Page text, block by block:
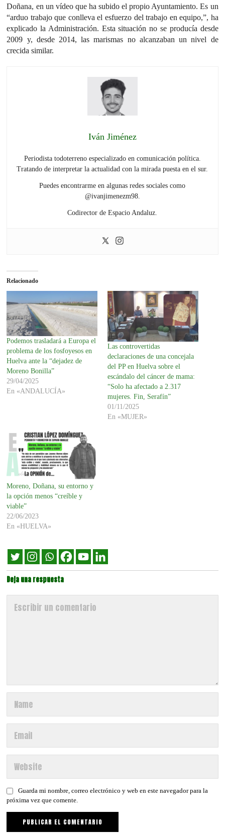
Doñana, en un vídeo que ha subido el propio Ayuntamiento. Es un
“arduo trabajo que conlleva el esfuerzo del trabajo en equipo,”, ha
explicado la Administración. Esta situación no se producía desde
2009 y, desde 2014, las marismas no alcanzaban un nivel de
crecida similar.
Iván Jiménez
Periodista todoterreno especializado en comunicación política.
Tratando de interpretar la actualidad con la mirada puesta en el sur.
Puedes encontrarme en algunas redes sociales como
@ivanjimenezm98.
Codirector de Espacio Andaluz.
Relacionado
Podemos trasladará a Europa el
problema de los fosfoyesos en
Huelva ante la “dejadez de
Moreno Bonilla”
29/04/2025
En «ANDALUCÍA»
Las controvertidas
declaraciones de una concejala
del PP en Huelva sobre el
escándalo del cáncer de mama:
“Solo ha afectado a 2.317
mujeres. Fin, Serafín”
01/11/2025
En «MUJER»
Moreno, Doñana, su entorno y
la opción menos “creíble y
viable”
22/06/2023
En «HUELVA»
Deja una respuesta
Guarda mi nombre, correo electrónico y web en este navegador para la
próxima vez que comente.